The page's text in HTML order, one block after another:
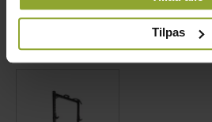
HAR INDSAMLET FRA DIN
TJENESTER.
Tilpas
LAVET PÅ